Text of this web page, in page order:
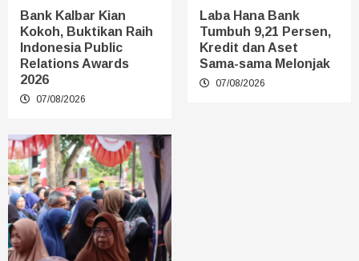
Bank Kalbar Kian
Kokoh, Buktikan Raih
Indonesia Public
Relations Awards
2026
07/08/2026
Laba Hana Bank
Tumbuh 9,21 Persen,
Kredit dan Aset
Sama-sama Melonjak
07/08/2026